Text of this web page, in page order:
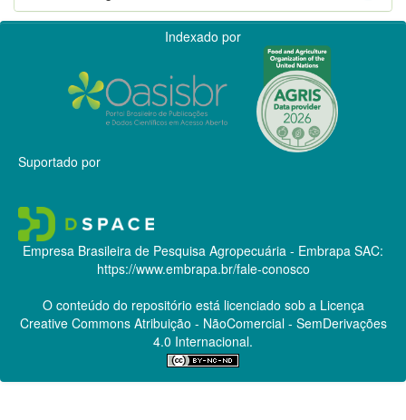
Indexado por
Suportado por
Empresa Brasileira de Pesquisa Agropecuária - Embrapa SAC:
https://www.embrapa.br/fale-conosco
O conteúdo do repositório está licenciado sob a Licença
Creative CommonsAtribuição - NãoComercial - SemDerivações
4.0 Internacional.